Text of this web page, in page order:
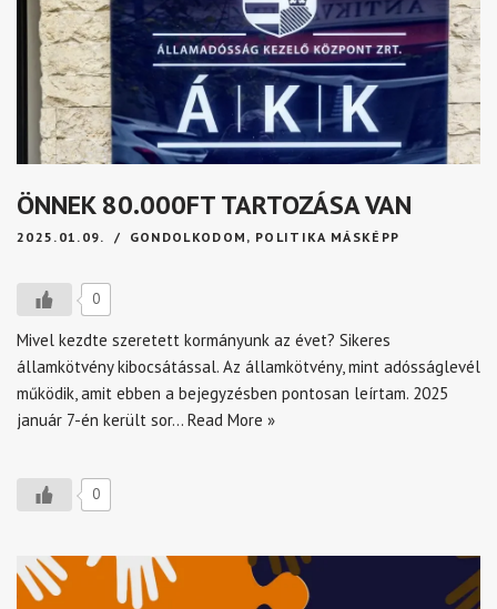
ÖNNEK 80.000FT TARTOZÁSA VAN
2025.01.09. GONDOLKODOM , POLITIKA MÁSKÉPP
0
Mivel kezdte szeretett kormányunk az évet? Sikeres
államkötvény kibocsátással. Az államkötvény, mint adósságlevél
működik, amit ebben a bejegyzésben pontosan leírtam. 2025
január 7-én került sor… Read More »
0